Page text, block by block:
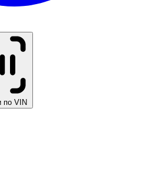
по VIN